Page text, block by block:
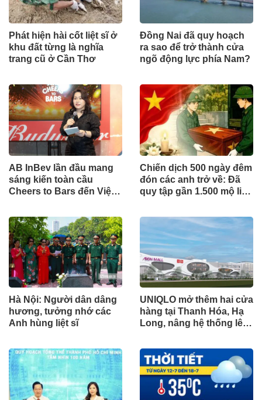
Phát hiện hài cốt liệt sĩ ở
khu đất từng là nghĩa
trang cũ ở Cần Thơ
Đồng Nai đã quy hoạch
ra sao để trở thành cửa
ngõ động lực phía Nam?
AB InBev lần đầu mang
sáng kiến toàn cầu
Cheers to Bars đến Việt
Chiến dịch 500 ngày đêm
đón các anh trở về: Đã
quy tập gần 1.500 mộ liệt
Hà Nội: Người dân dâng
hương, tưởng nhớ các
Anh hùng liệt sĩ
UNIQLO mở thêm hai cửa
hàng tại Thanh Hóa, Hạ
Long, nâng hệ thống lên
quốc